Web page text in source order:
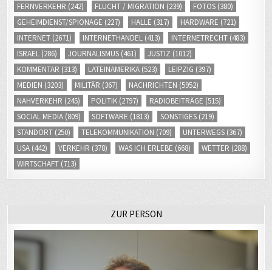
FERNVERKEHR (242) FLUCHT / MIGRATION (239) FOTOS (380)
GEHEIMDIENST/SPIONAGE (227) HALLE (317) HARDWARE (721)
INTERNET (2671) INTERNETHANDEL (413) INTERNETRECHT (483)
ISRAEL (286) JOURNALISMUS (461) JUSTIZ (1012)
KOMMENTAR (313) LATEINAMERIKA (523) LEIPZIG (397)
MEDIEN (3203) MILITÄR (367) NACHRICHTEN (5952)
NAHVERKEHR (245) POLITIK (2797) RADIOBEITRÄGE (515)
SOCIAL MEDIA (809) SOFTWARE (1813) SONSTIGES (219)
STANDORT (250) TELEKOMMUNIKATION (709) UNTERWEGS (367)
USA (442) VERKEHR (378) WAS ICH ERLEBE (668) WETTER (288)
WIRTSCHAFT (713)
ZUR PERSON